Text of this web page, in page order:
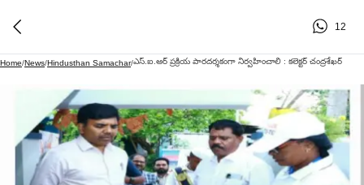
12
Home/News/Hindusthan Samachar/ఎస్.ఐ.ఆర్ ప్రక్రియ పారదర్శకంగా నిర్వహించాలి : కలెక్టర్ చంద్రశేఖర్